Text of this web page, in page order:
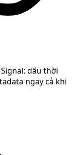
dấu thời
ngay cả khi